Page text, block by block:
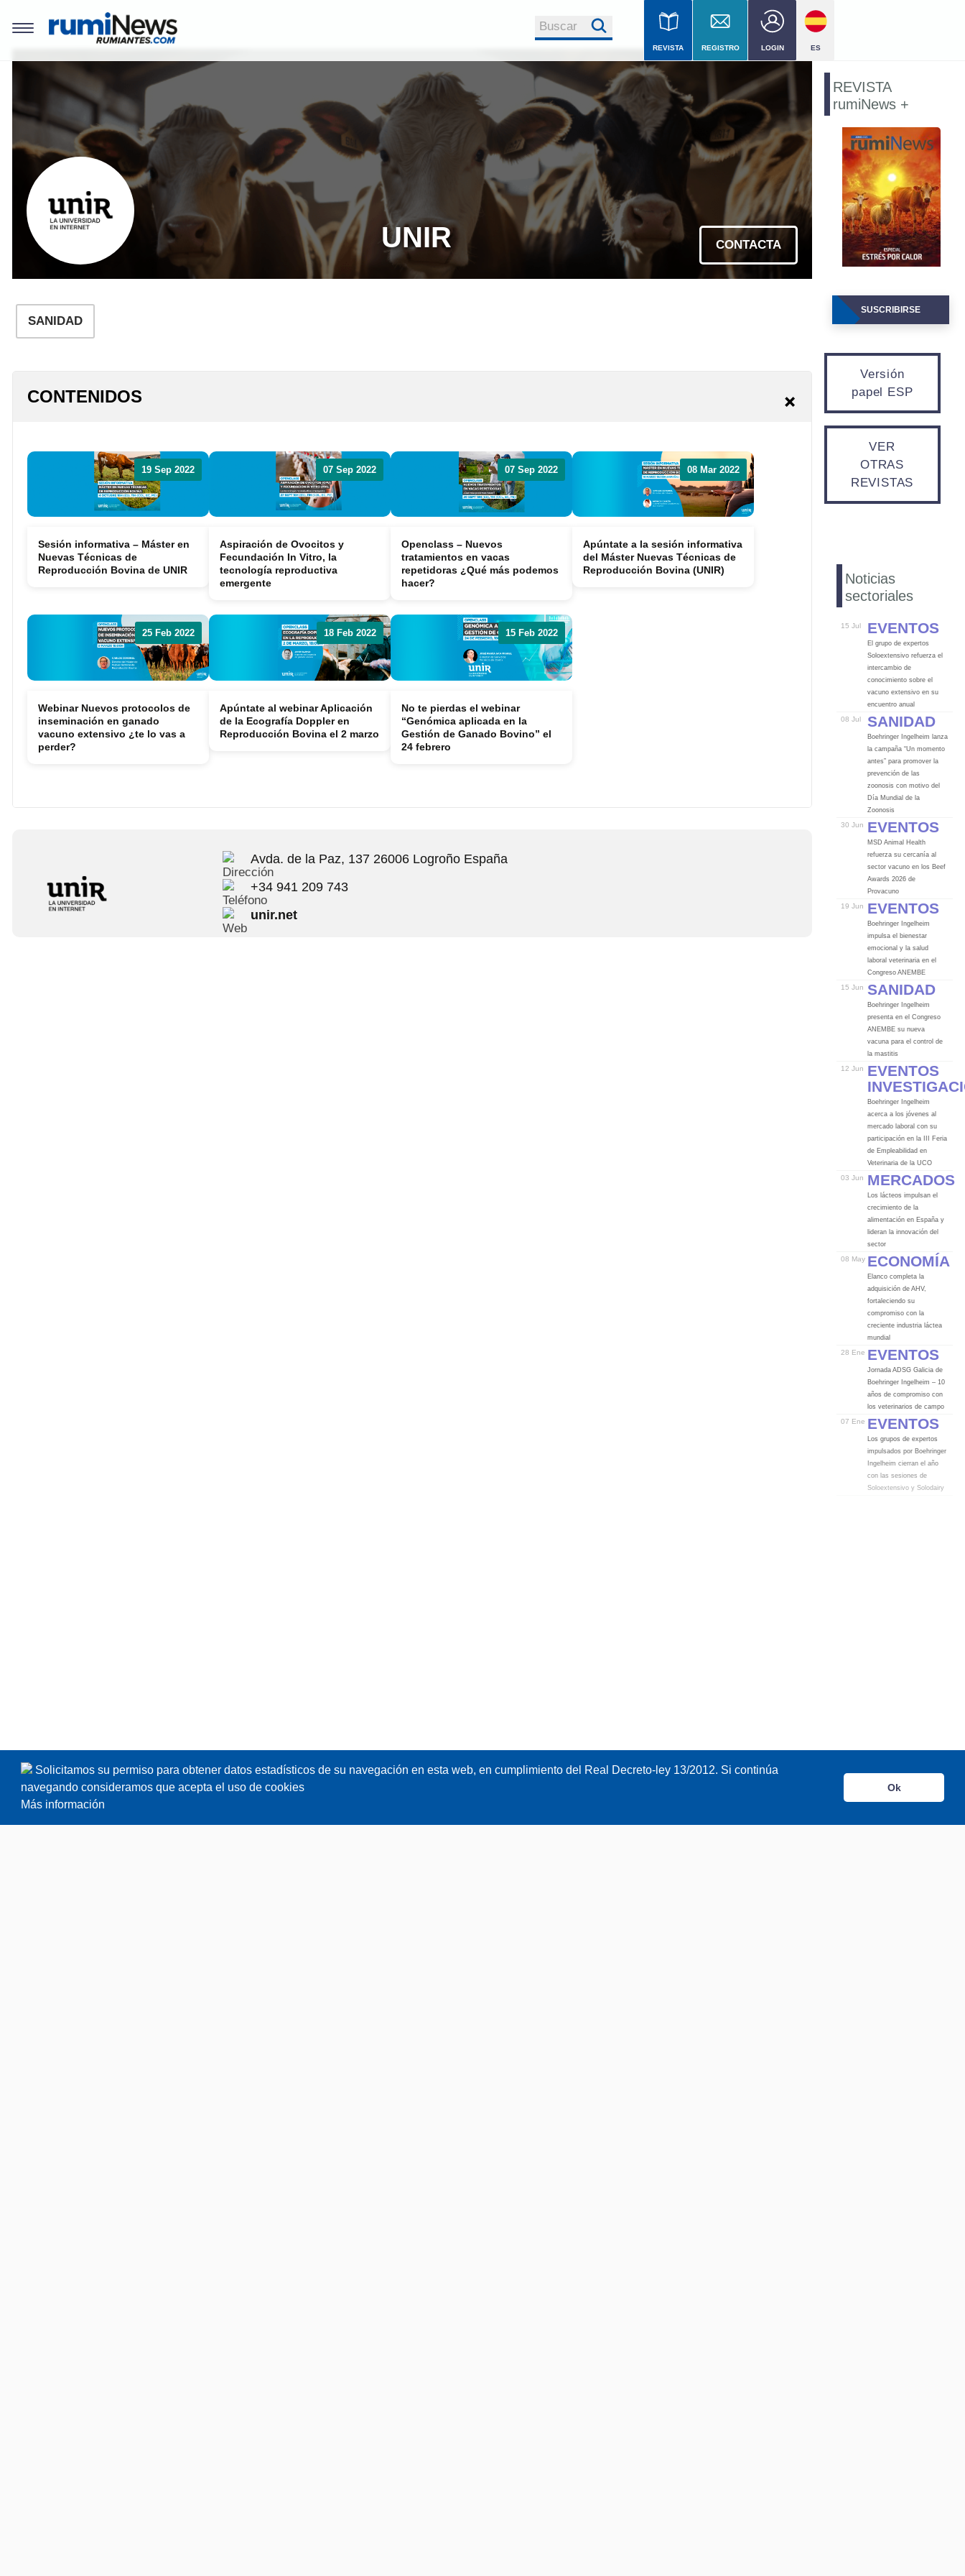
Solicitamos su permiso para obtener datos estadísticos de su navegación en esta web, en cumplimiento del Real Decreto-ley 13/2012. Si continúa
navegando consideramos que acepta el uso de cookies
Más información
Ok
REVISTAS
REGISTRO
EVENTOS
LOGIN
REGISTRO
Bioseguridad
Comercialización
Instalaciones y
Equipos
Investigación
Manejo y Bienestar
Animal
Nutrición y
Alimentación
Patología y
Economía
Mercados
Sostenibilidad
Salud y Bienestar
en el ordeño
Diarreas en
Terneros
Alternativas para un
uso responsable de
los antibióticos
Agalaxia Contagiosa
Manejo y Bienestar
Sobre rumiNews
rumiNews
Politica de
Privacidad
Republicación de
Contenidos
Colaborar con
rumiNews
rumiNews
rumiNews
Anunciarse a nivel
global
Contacto Comercial
Buscar
REVISTA REGISTRO LOGIN ES
UNIR CONTACTA
SANIDAD
CONTENIDOS
19 Sep 2022
Sesión informativa – Máster en
Nuevas Técnicas de
Reproducción Bovina de UNIR
07 Sep 2022
Aspiración de Ovocitos y
Fecundación In Vitro, la
tecnología reproductiva
emergente
07 Sep 2022
Openclass – Nuevos
tratamientos en vacas
repetidoras ¿Qué más podemos
hacer?
08 Mar 2022
Apúntate a la sesión informativa
del Máster Nuevas Técnicas de
Reproducción Bovina (UNIR)
25 Feb 2022
Webinar Nuevos protocolos de
inseminación en ganado
vacuno extensivo ¿te lo vas a
perder?
18 Feb 2022
Apúntate al webinar Aplicación
de la Ecografía Doppler en
Reproducción Bovina el 2 marzo
15 Feb 2022
No te pierdas el webinar
“Genómica aplicada en la
Gestión de Ganado Bovino” el
24 febrero
Avda. de la Paz, 137 26006 Logroño España
+34 941 209 743
unir.net
REVISTA
rumiNews +
SUSCRIBIRSE
Versión
papel ESP
VER
OTRAS
REVISTAS
Noticias
sectoriales
15 Jul Eventos
El grupo de expertos
Soloextensivo refuerza el
intercambio de
conocimiento sobre el
vacuno extensivo en su
encuentro anual
08 Jul
Sanidad
Boehringer Ingelheim lanza
la campaña “Un momento
antes” para promover la
prevención de las
zoonosis con motivo del
Día Mundial de la
Zoonosis
30 Jun
Eventos
MSD Animal Health
refuerza su cercanía al
sector vacuno en los Beef
Awards 2026 de
Provacuno
19 Jun
Eventos
Boehringer Ingelheim
impulsa el bienestar
emocional y la salud
laboral veterinaria en el
Congreso ANEMBE
15 Jun Sanidad
Boehringer Ingelheim
presenta en el Congreso
ANEMBE su nueva
vacuna para el control de
la mastitis
12 Jun
Eventos
Boehringer Ingelheim
acerca a los jóvenes al
mercado laboral con su
participación en la III Feria
de Empleabilidad en
Veterinaria de la UCO
03 Jun
Mercados
Los lácteos impulsan el
crecimiento de la
alimentación en España y
lideran la innovación del
sector
08 May Economía
Elanco completa la
adquisición de AHV,
fortaleciendo su
compromiso con la
creciente industria láctea
mundial
28 Ene Eventos
Jornada ADSG Galicia de
Boehringer Ingelheim – 10
años de compromiso con
los veterinarios de campo
07 Ene Eventos
Los grupos de expertos
impulsados por Boehringer
Ingelheim cierran el año
con las sesiones de
Soloextensivo y Solodairy